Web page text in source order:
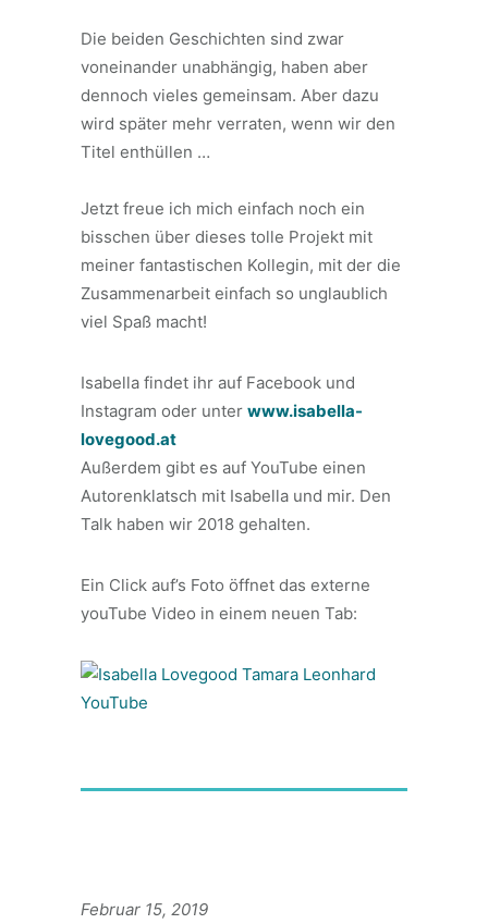
Die beiden Geschichten sind zwar
voneinander unabhängig, haben aber
dennoch vieles gemeinsam. Aber dazu
wird später mehr verraten, wenn wir den
Titel enthüllen …
Jetzt freue ich mich einfach noch ein
bisschen über dieses tolle Projekt mit
meiner fantastischen Kollegin, mit der die
Zusammenarbeit einfach so unglaublich
viel Spaß macht!⠀
Isabella findet ihr auf Facebook und
Instagram oder unter www.isabella-
lovegood.at
Außerdem gibt es auf YouTube einen
Autorenklatsch mit Isabella und mir. Den
Talk haben wir 2018 gehalten.
Ein Click auf’s Foto öffnet das externe
youTube Video in einem neuen Tab:
Februar 15, 2019